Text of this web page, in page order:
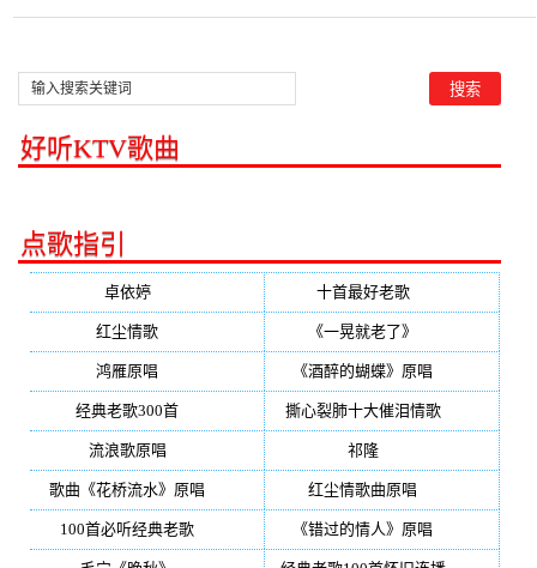
好听KTV歌曲
点歌指引
卓依婷(350) 十首最好老歌(300)
红尘情歌 《一晃就老了》
鸿雁原唱 《酒醉的蝴蝶》原唱
经典老歌300首 撕心裂肺十大催泪情歌(195)
流浪歌原唱 祁隆(188)
歌曲《花桥流水》原唱 红尘情歌曲原唱
100首必听经典老歌 《错过的情人》原唱